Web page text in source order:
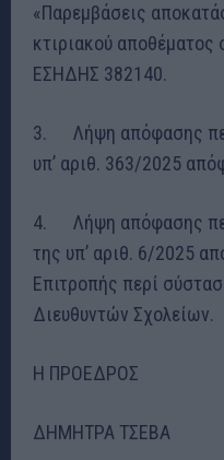
«Παρεμβάσεις
κτιριακού αποθέματος
ΕΣΗΔΗΣ 382140.
3. Λήψη απόφασης
υπ’ αριθ. 363/2025
4. Λήψη απόφασης
της υπ’ αριθ. 6/2025
Επιτροπής περί
Διευθυντών Σχολείων.
Η ΠΡΟΕΔΡΟΣ
ΔΗΜΗΤΡΑ ΤΣΕΒΑ